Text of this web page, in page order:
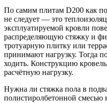
По самим плитам D200 как
не следует — это
эксплуатируемой кровли
распределяющую стяжку и
тротуарную плитку или
принимают нагрузку. Тогда
ходить. Конструкцию
расчётную нагрузку.
Нужна ли стяжка пола в
полистиролбетонной смесью